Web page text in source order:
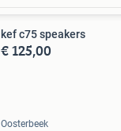
kef c75 speakers
€ 125,00
Oosterbeek